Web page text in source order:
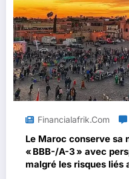
Financialafrik.com
Le Maroc conserve sa
« BBB-/A-3 » avec
malgré les risques